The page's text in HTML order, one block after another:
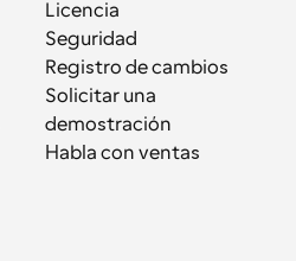
Licencia
Seguridad
Registro de cambios
Solicitar una
demostración
Habla con ventas